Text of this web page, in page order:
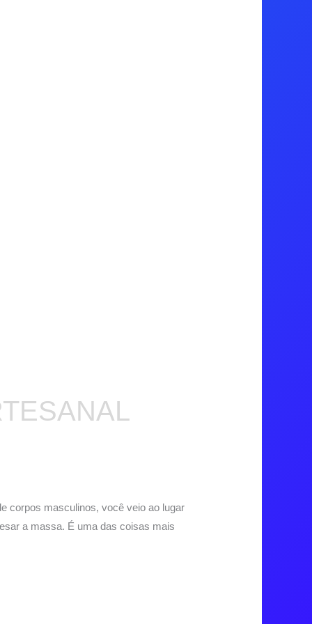
corpos masculinos, você veio ao lugar
a massa. É uma das coisas mais